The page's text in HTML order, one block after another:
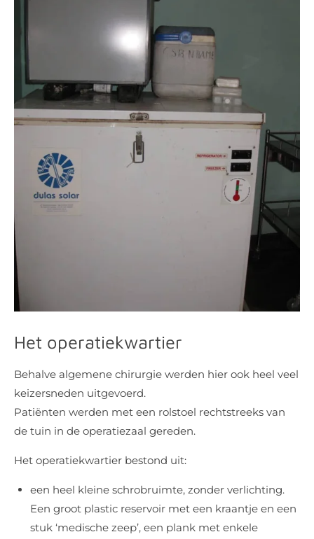
Het operatiekwartier
Behalve algemene chirurgie werden hier ook heel veel
keizersneden uitgevoerd.
Patiënten werden met een rolstoel rechtstreeks van
de tuin in de operatiezaal gereden.
Het operatiekwartier bestond uit:
een heel kleine schrobruimte, zonder verlichting.
Een groot plastic reservoir met een kraantje en een
stuk ‘medische zeep’, een plank met enkele